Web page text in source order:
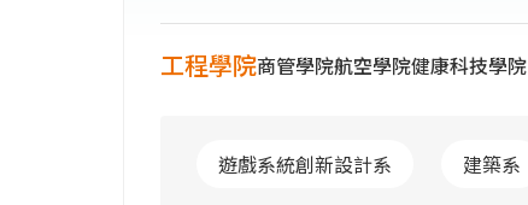
工程學院商管學院航空學院健康科技學院
遊戲系統創新設計系 建築系